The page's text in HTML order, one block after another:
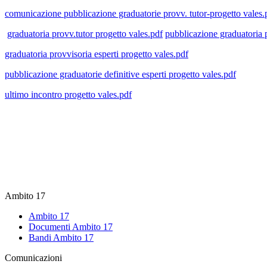
comunicazione pubblicazione graduatorie provv. tutor-progetto
graduatoria provv.tutor progetto vales.pdf pubblicazione graduatoria
graduatoria provvisoria esperti progetto vales.pdf
pubblicazione graduatorie definitive esperti progetto vales.pdf
ultimo incontro progetto vales.pdf
Ambito 17
Ambito 17
Documenti Ambito 17
Bandi Ambito 17
Comunicazioni